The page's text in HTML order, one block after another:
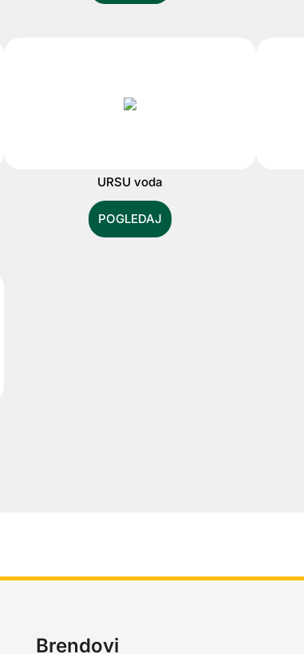
URSU voda
POGLEDAJ
Brendovi